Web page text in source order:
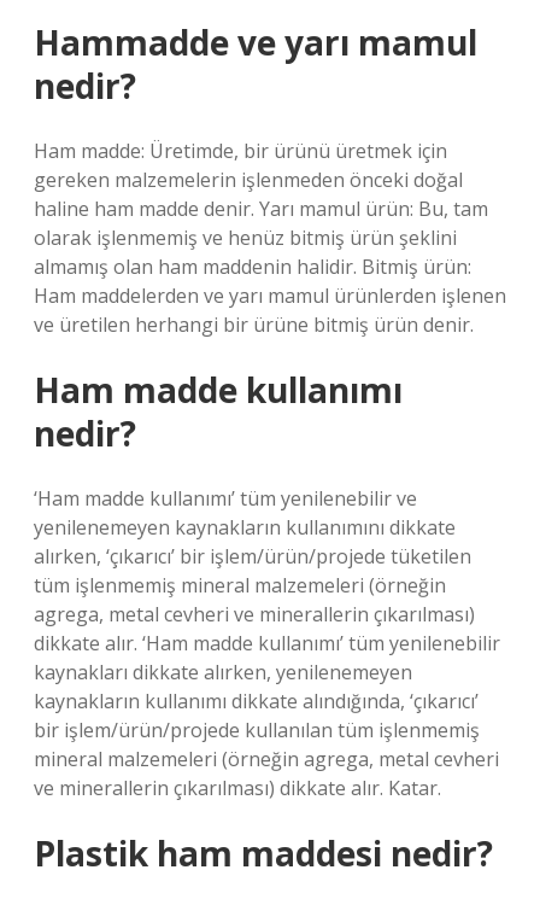
Hammadde ve yarı mamul
nedir?
Ham madde: Üretimde, bir ürünü üretmek için
gereken malzemelerin işlenmeden önceki doğal
haline ham madde denir. Yarı mamul ürün: Bu, tam
olarak işlenmemiş ve henüz bitmiş ürün şeklini
almamış olan ham maddenin halidir. Bitmiş ürün:
Ham maddelerden ve yarı mamul ürünlerden işlenen
ve üretilen herhangi bir ürüne bitmiş ürün denir.
Ham madde kullanımı
nedir?
‘Ham madde kullanımı’ tüm yenilenebilir ve
yenilenemeyen kaynakların kullanımını dikkate
alırken, ‘çıkarıcı’ bir işlem/ürün/projede tüketilen
tüm işlenmemiş mineral malzemeleri (örneğin
agrega, metal cevheri ve minerallerin çıkarılması)
dikkate alır. ‘Ham madde kullanımı’ tüm yenilenebilir
kaynakları dikkate alırken, yenilenemeyen
kaynakların kullanımı dikkate alındığında, ‘çıkarıcı’
bir işlem/ürün/projede kullanılan tüm işlenmemiş
mineral malzemeleri (örneğin agrega, metal cevheri
ve minerallerin çıkarılması) dikkate alır. Katar.
Plastik ham maddesi nedir?